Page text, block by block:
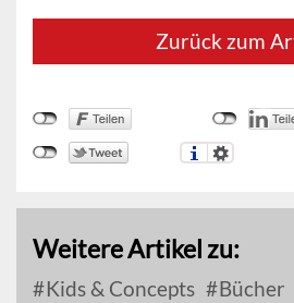
Zurück zum
Weitere Artikel zu:
Kids & Concepts Bücher